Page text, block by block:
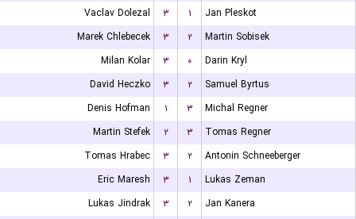
Vaclav Dolezal
۳ ۱
Jan Pleskot
Marek Chlebecek
۳ ۲
Martin Sobisek
Milan Kolar
۳ ۰
Darin Kryl
David Heczko
۳ ۲
Samuel Byrtus
Denis Hofman
۱ ۳
Michal Regner
Martin Stefek
۲ ۳
Tomas Regner
Tomas Hrabec
۳ ۲
Antonin Schneeberger
Eric Maresh
۳ ۱
Lukas Zeman
Lukas Jindrak
۳ ۲
Jan Kanera